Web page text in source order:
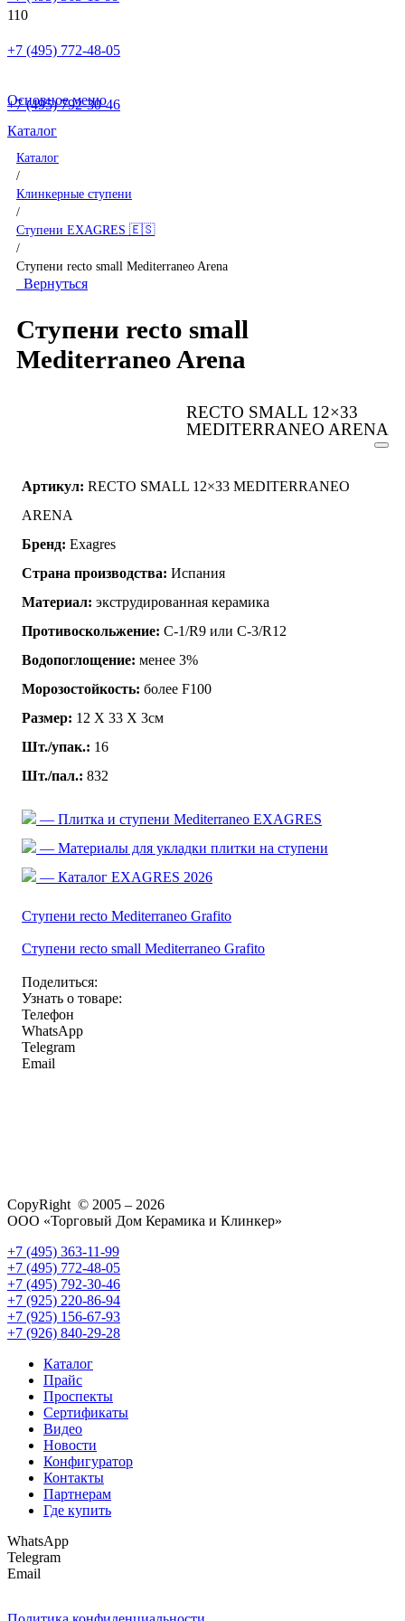
+7 (495) 772-48-05
+7 (495) 792-30-46
Основное меню
Каталог
Каталог
/
Клинкерные ступени
/
Ступени EXAGRES 🇪🇸
/
Ступени recto small Mediterraneo Arena
Вернуться
Ступени recto small
Mediterraneo Arena
RECTO SMALL 12×33
MEDITERRANEO ARENA
Артикул: RECTO SMALL 12×33 MEDITERRANEO
ARENA
Бренд: Exagres
Страна производства: Испания
Материал: экструдированная керамика
Противоскольжение: C-1/R9 или C-3/R12
Водопоглощение: менее 3%
Морозостойкость: более F100
Размер: 12 Х 33 Х 3см
Шт./упак.: 16
Шт./пал.: 832
— Плитка и ступени Mediterraneo EXAGRES
— Материалы для укладки плитки на ступени
— Каталог EXAGRES 2026
Ступени recto Mediterraneo Grafito
Ступени recto small Mediterraneo Grafito
Поделиться:
Узнать о товаре:
Телефон
WhatsApp
Telegram
Email
CopyRight © 2005 – 2026
ООО «Торговый Дом Керамика и Клинкер»
+7 (495) 363-11-99
+7 (495) 772-48-05
+7 (495) 792-30-46
+7 (925) 220-86-94
+7 (925) 156-67-93
+7 (926) 840-29-28
Каталог
Прайс
Проспекты
Сертификаты
Видео
Новости
Конфигуратор
Контакты
Партнерам
Где купить
WhatsApp
Telegram
Email